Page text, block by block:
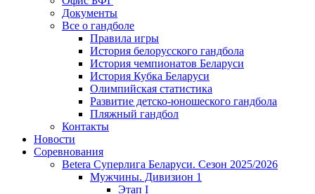
Документы
Все о гандболе
Правила игры
История белорусского гандбола
История чемпионатов Беларуси
История Кубка Беларуси
Олимпийская статистика
Развитие детско-юношеского гандбола
Пляжный гандбол
Контакты
Новости
Соревнования
Betera Суперлига Беларуси. Сезон 2025/2026
Мужчины. Дивизион 1
Этап I